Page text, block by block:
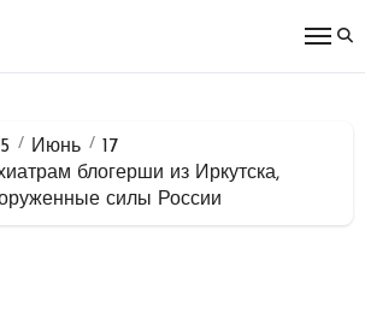
Июнь
17
блогерши из Иркутска,
силы России